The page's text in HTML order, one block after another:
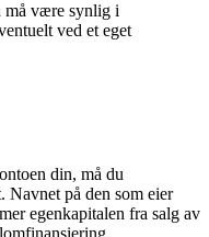
må være synlig i
ved et eget
din, må du
Navnet på den som eier
egenkapitalen fra salg av